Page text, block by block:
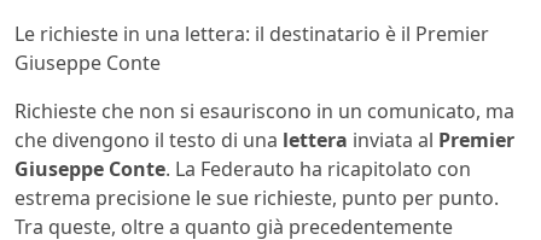
Le richieste in una lettera: il destinatario è il Premier
Giuseppe Conte
Richieste che non si esauriscono in un comunicato, ma
che divengono il testo di una lettera inviata al Premier
Giuseppe Conte. La Federauto ha ricapitolato con
estrema precisione le sue richieste, punto per punto.
Tra queste, oltre a quanto già precedentemente